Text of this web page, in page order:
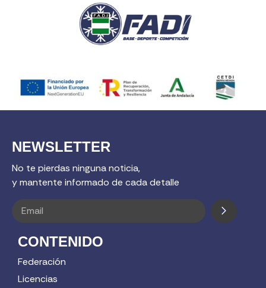
NEWSLETTER
No te pierdas ninguna noticia,
y mantente informado de cada detalle
CONTENIDO
Federación
Licencias